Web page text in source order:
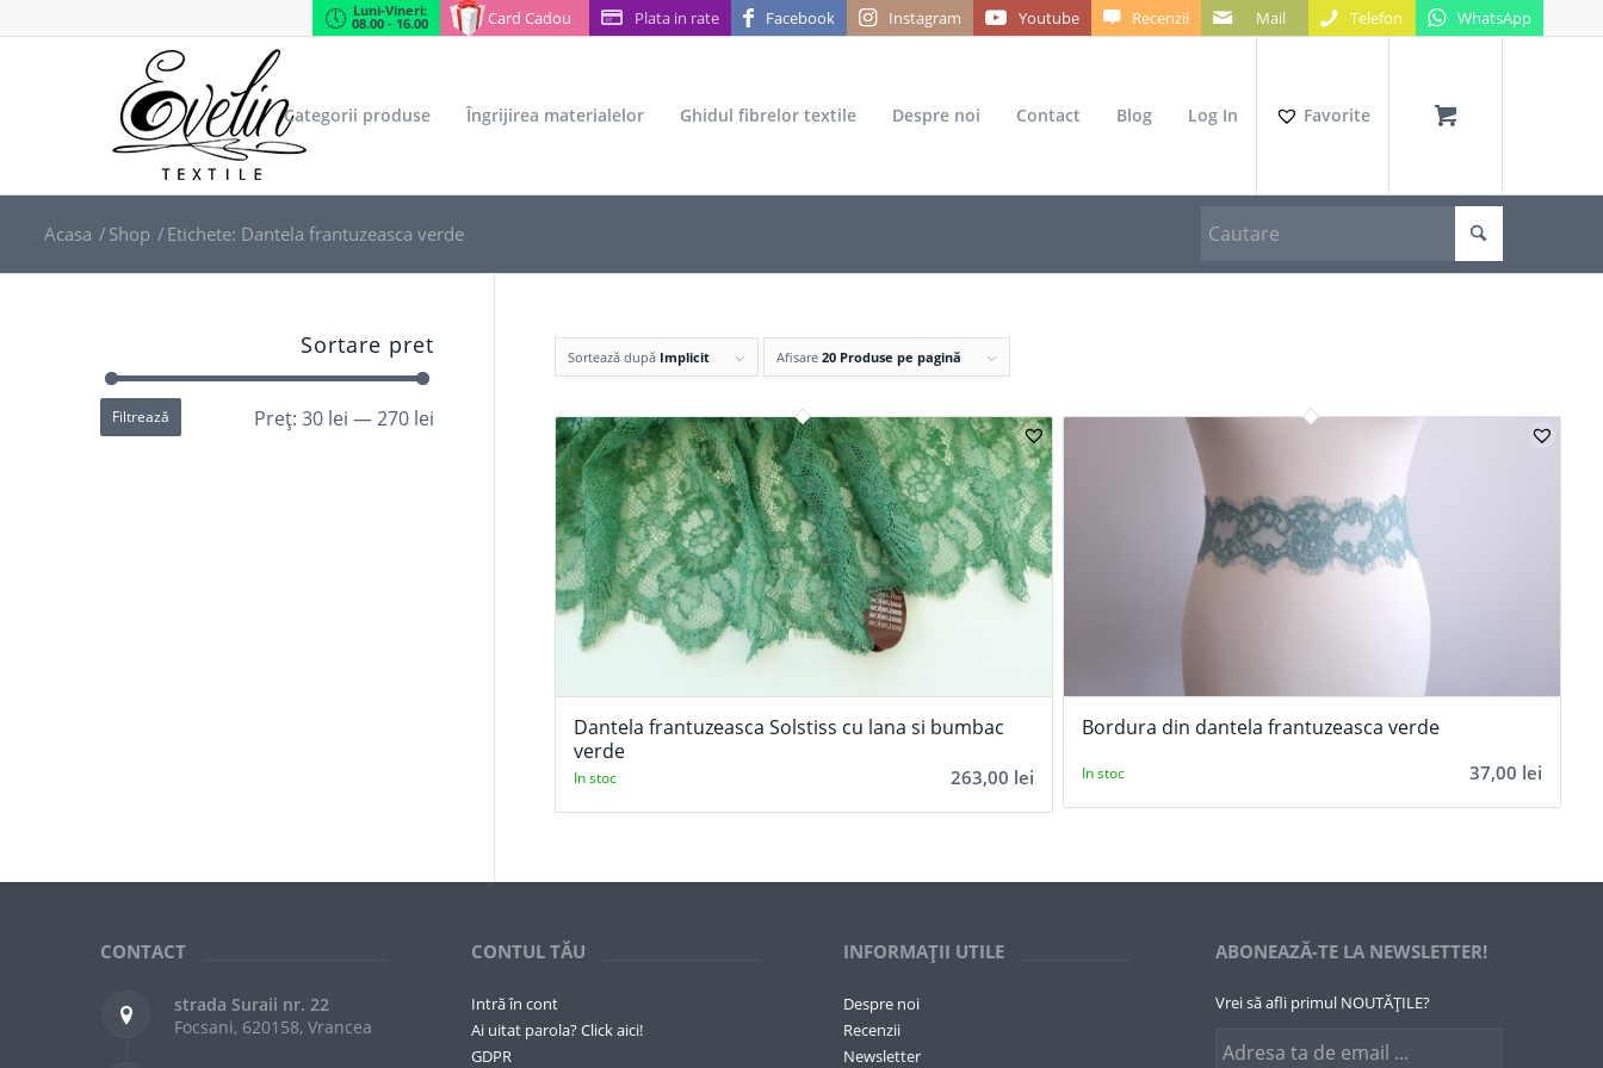
Card Cadou Plata in rate Facebook Instagram Youtube Recenzii Mail Telefon WhatsApp
Luni-Vineri:
08.00 - 16.00
Categorii produse Îngrijirea materialelor Ghidul fibrelor textile Despre noi Contact Blog Log In Favorite
Acasa / Shop / Etichete: Dantela frantuzeasca verde
Sortează după Implicit Afisare 20 Produse pe pagină
Dantela frantuzeasca Solstiss cu lana si bumbac
verde
263,00 lei
In stoc
Bordura din dantela frantuzeasca verde
37,00 lei
In stoc
Sortare pret
Filtrează Preț: 30 lei —270 lei
CONTACT
strada Suraii nr. 22
Focsani, 620158, Vrancea
CONTUL TĂU
Intră în cont
Ai uitat parola? Click aici!
GDPR
INFORMAȚII UTILE
Despre noi
Recenzii
Newsletter
ABONEAZĂ-TE LA NEWSLETTER!
Vrei să afli primul NOUTĂȚILE?